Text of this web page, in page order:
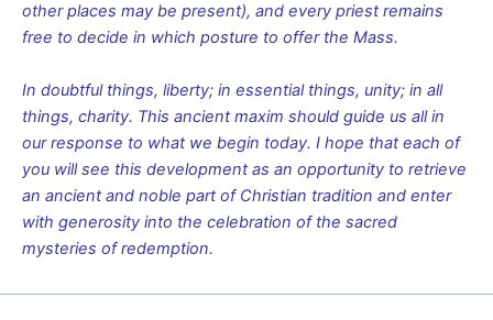
other places may be present), and every priest remains
free to decide in which posture to offer the Mass.
In doubtful things, liberty; in essential things, unity; in all
things, charity. This ancient maxim should guide us all in
our response to what we begin today. I hope that each of
you will see this development as an opportunity to retrieve
an ancient and noble part of Christian tradition and enter
with generosity into the celebration of the sacred
mysteries of redemption.